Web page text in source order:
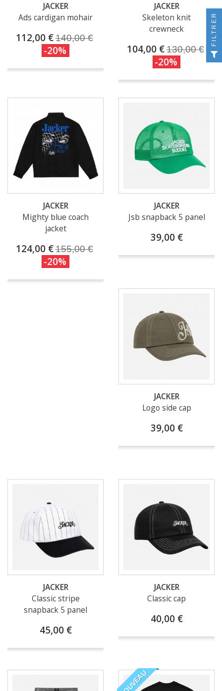
JACKER
Ads cardigan mohair
112,00 €140,00 €
-20%
JACKER
Skeleton knit
crewneck
104,00 €130,00 €
-20%
JACKER
Mighty blue coach
jacket
124,00 €155,00 €
-20%
JACKER
Jsb snapback 5 panel
39,00 €
JACKER
Logo side cap
39,00 €
JACKER
Classic stripe
snapback 5 panel
45,00 €
JACKER
Classic cap
40,00 €
NOUVEAU
FILTRER